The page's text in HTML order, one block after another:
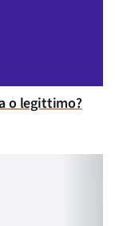
o legittimo?